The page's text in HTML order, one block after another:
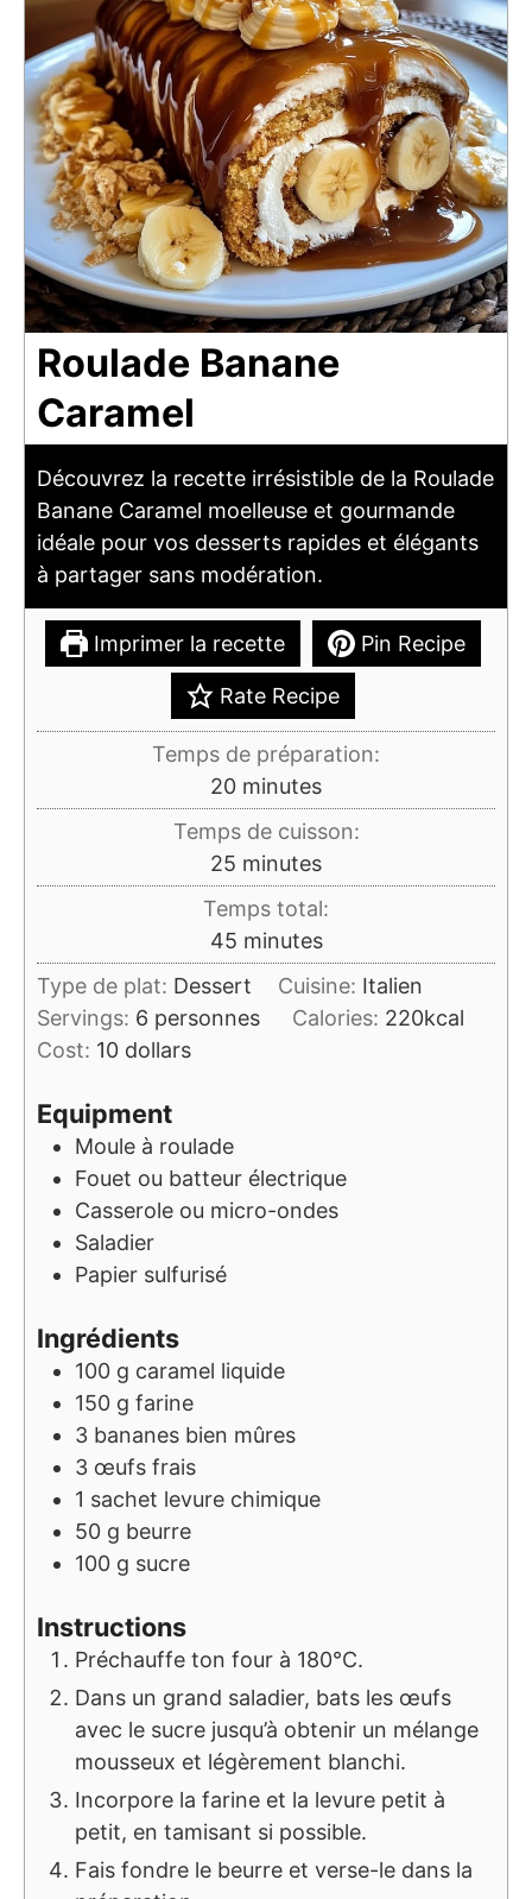
Roulade Banane
Caramel
Découvrez la recette irrésistible de la Roulade
Banane Caramel moelleuse et gourmande
idéale pour vos desserts rapides et élégants
à partager sans modération.
Imprimer la recette Pin Recipe
Rate Recipe
Temps de préparation:
20minutes
minutes
Temps de cuisson:
25 minutes
minutes
Temps total:
45minutes
minutes
Type de plat: Dessert Cuisine: Italien
Servings: 6 personnes Calories: 220kcal
Cost: 10 dollars
Equipment
Moule à roulade
Fouet ou batteur électrique
Casserole ou micro-ondes
Saladier
Papier sulfurisé
Ingrédients
100 g caramel liquide
150 g farine
3 bananes bien mûres
3 œufs frais
1 sachet levure chimique
50 g beurre
100 g sucre
Instructions
Préchauffe ton four à 180°C.
Dans un grand saladier, bats les œufs
avec le sucre jusqu’à obtenir un mélange
mousseux et légèrement blanchi.
Incorpore la farine et la levure petit à
petit, en tamisant si possible.
Fais fondre le beurre et verse-le dans la